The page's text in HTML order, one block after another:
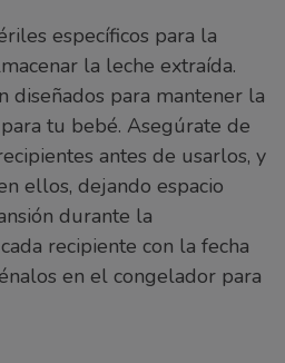
específicos para la
la leche extraída.
diseñados para mantener la
tu bebé. Asegúrate de
antes de usarlos, y
ellos, dejando espacio
durante la
recipiente con la fecha
en el congelador para